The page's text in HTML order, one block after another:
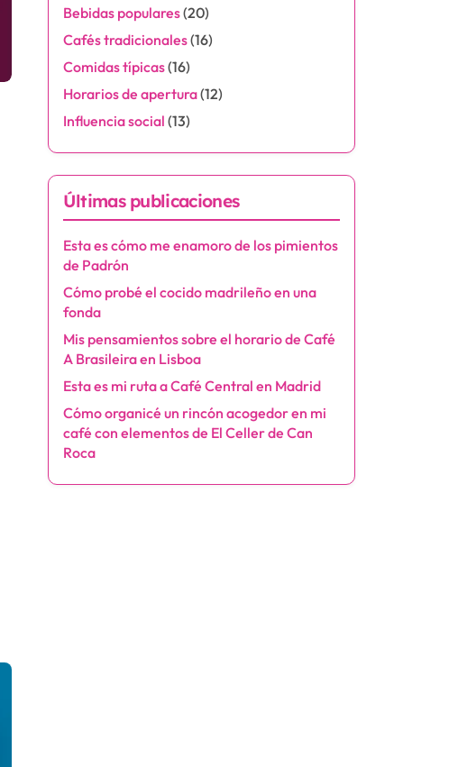
Bebidas populares(20)
Cafés tradicionales(16)
Comidas típicas(16)
Horarios de apertura(12)
Influencia social (13)
Últimas publicaciones
Esta es cómo me enamoro de los pimientos
de Padrón
Cómo probé el cocido madrileño en una
fonda
Mis pensamientos sobre el horario de Café
A Brasileira en Lisboa
Esta es mi ruta a Café Central en Madrid
Cómo organicé un rincón acogedor en mi
café con elementos de El Celler de Can
Roca